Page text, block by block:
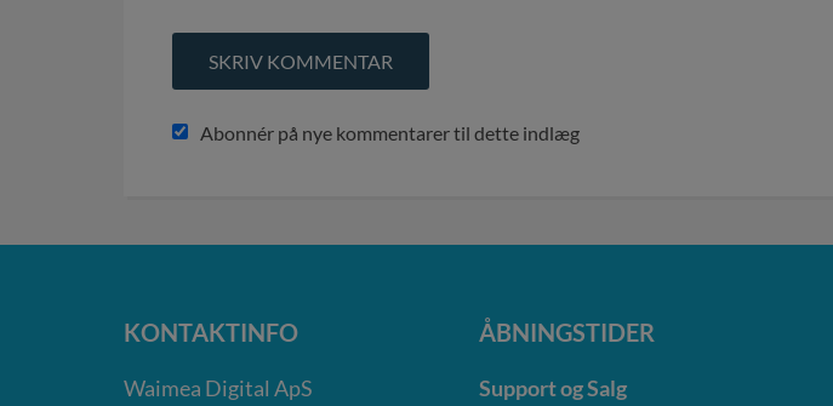
Abonnér på nye kommentarer til dette indlæg
KONTAKTINFO
Waimea Digital ApS
ÅBNINGSTIDER
Support og Salg